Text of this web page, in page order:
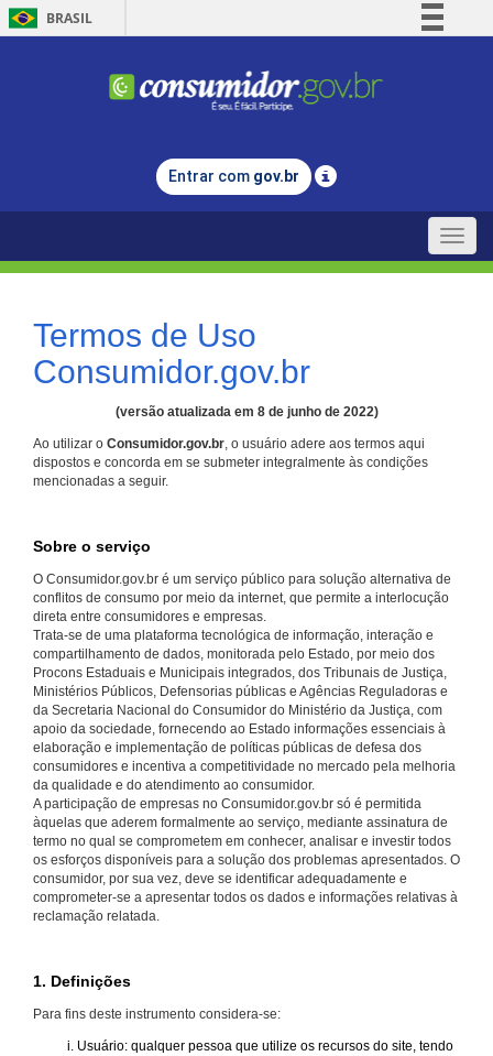
BRASIL
Comunica BR
Legislação
Entrar com gov.br
Toggle
Termos de Uso
Consumidor.gov.br
(versão atualizada em 8 de junho de 2022)
Ao utilizar o Consumidor.gov.br, o usuário adere aos termos aqui
dispostos e concorda em se submeter integralmente às condições
mencionadas a seguir.
Sobre o serviço
O Consumidor.gov.br é um serviço público para solução alternativa de
conflitos de consumo por meio da internet, que permite a interlocução
direta entre consumidores e empresas.
Trata-se de uma plataforma tecnológica de informação, interação e
compartilhamento de dados, monitorada pelo Estado, por meio dos
Procons Estaduais e Municipais integrados, dos Tribunais de Justiça,
Ministérios Públicos, Defensorias públicas e Agências Reguladoras e
da Secretaria Nacional do Consumidor do Ministério da Justiça, com
apoio da sociedade, fornecendo ao Estado informações essenciais à
elaboração e implementação de políticas públicas de defesa dos
consumidores e incentiva a competitividade no mercado pela melhoria
da qualidade e do atendimento ao consumidor.
A participação de empresas no Consumidor.gov.br só é permitida
àquelas que aderem formalmente ao serviço, mediante assinatura de
termo no qual se comprometem em conhecer, analisar e investir todos
os esforços disponíveis para a solução dos problemas apresentados. O
consumidor, por sua vez, deve se identificar adequadamente e
comprometer-se a apresentar todos os dados e informações relativas à
reclamação relatada.
1. Definições
Para fins deste instrumento considera-se:
Usuário: qualquer pessoa que utilize os recursos do site, tendo